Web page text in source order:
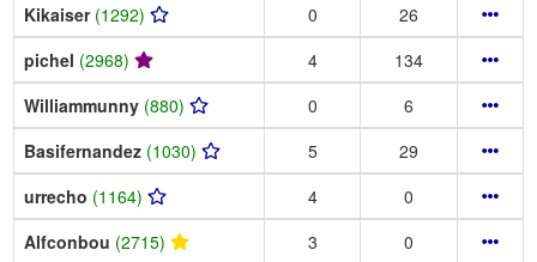
Kikaiser (1292) 0
26
pichel (2968) 4
134
Williammunny (880) 0
6
Basifernandez (1030) 5
29
urrecho (1164) 4
0
Alfconbou (2715) 3
0